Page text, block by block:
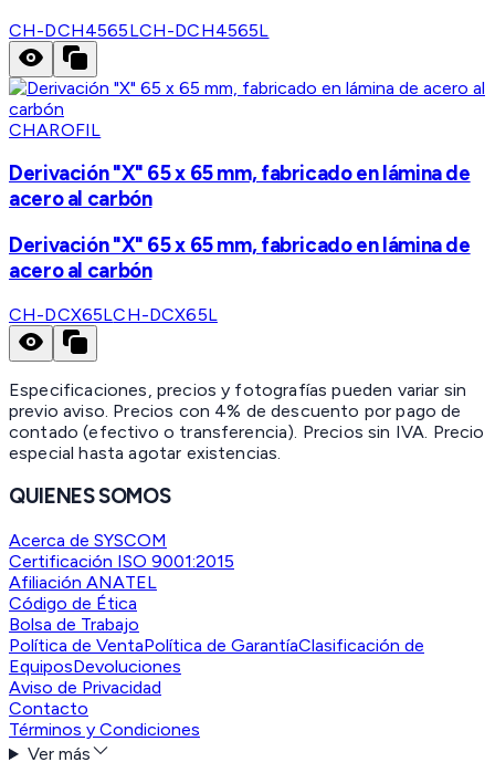
CH-DCH4565LCH-DCH4565L
CHAROFIL
Derivación "X" 65 x 65 mm, fabricado en lámina de
acero al carbón
Derivación "X" 65 x 65 mm, fabricado en lámina de
acero al carbón
CH-DCX65LCH-DCX65L
Especificaciones, precios y fotografías pueden variar sin
previo aviso. Precios con 4% de descuento por pago de
contado (efectivo o transferencia). Precios sin IVA. Precio
especial hasta agotar existencias.
QUIENES SOMOS
Acerca de SYSCOM
Certificación ISO 9001:2015
Afiliación ANATEL
Código de Ética
Bolsa de Trabajo
Política de VentaPolítica de GarantíaClasificación de
EquiposDevoluciones
Aviso de Privacidad
Contacto
Términos y Condiciones
Ver más